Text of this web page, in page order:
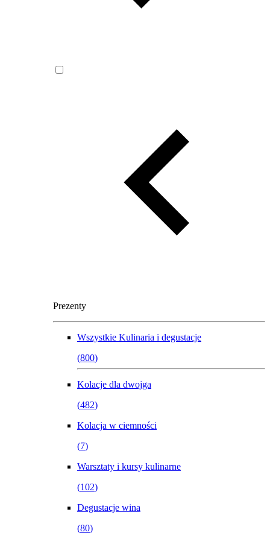
Prezenty
Wszystkie Kulinaria i degustacje
(800)
Kolacje dla dwojga
(482)
Kolacja w ciemności
(7)
Warsztaty i kursy kulinarne
(102)
Degustacje wina
(80)